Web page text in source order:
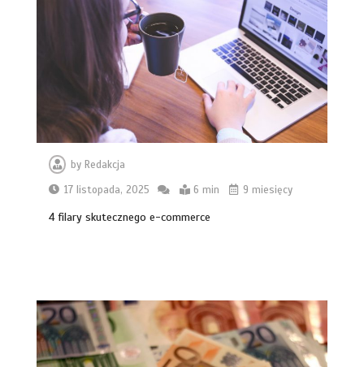
byRedakcja
17 listopada, 2025
6 min 9 miesięcy
4 filary skutecznego e-commerce